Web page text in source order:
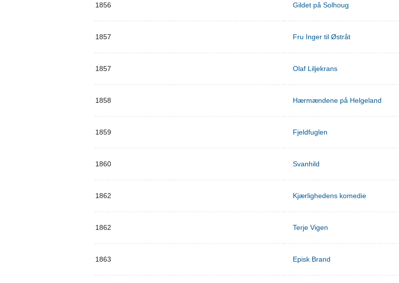
1856 Gildet på Solhoug
1857 Fru Inger til Østråt
1857 Olaf Liljekrans
1858 Hærmændene på Helgeland
1859 Fjeldfuglen
1860 Svanhild
1862 Kjærlighedens komedie
1862 Terje Vigen
1863 Episk Brand